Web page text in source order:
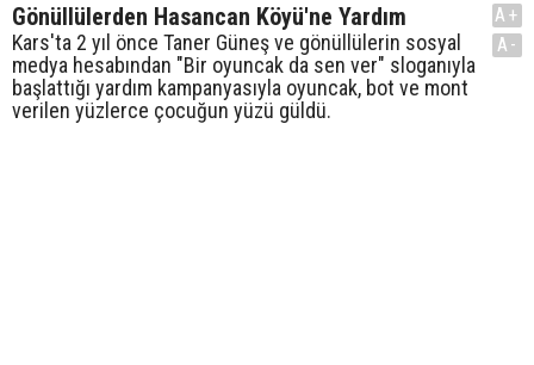
Gönüllülerden Hasancan Köyü'ne Yardım
Kars'ta 2 yıl önce Taner Güneş ve gönüllülerin sosyal
medya hesabından "Bir oyuncak da sen ver" sloganıyla
başlattığı yardım kampanyasıyla oyuncak, bot ve mont
verilen yüzlerce çocuğun yüzü güldü.
A+
A-